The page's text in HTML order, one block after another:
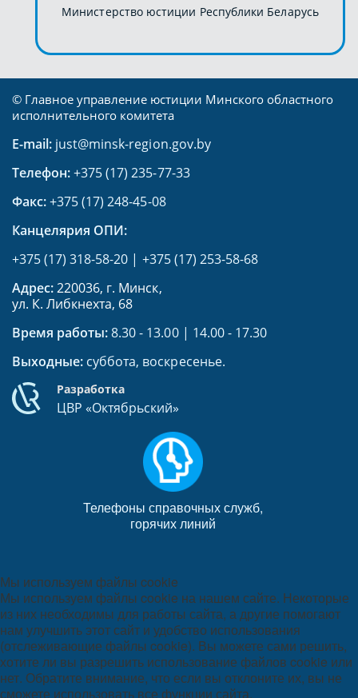
Министерство юстиции Республики Беларусь
© Главное управление юстиции Минского областного
исполнительного комитета
Адрес:220036, г. Минск,
ул. К. Либкнехта, 68
Время работы:8.30 - 13.00 | 14.00 - 17.30
Выходные: суббота, воскресенье.
Разработка
ЦВР «Октябрьский»
E-mail: just@minsk-region.gov.by
Телефон:+375 (17) 235-77-33
Факс:+375 (17) 248-45-08
Канцелярия ОПИ:
+375 (17) 318-58-20 | +375 (17) 253-58-68
Телефоны справочных служб,
горячих линий
Мы используем файлы cookie
Мы используем файлы cookie на нашем сайте. Некоторые
из них необходимы для работы сайта, а другие помогают
нам улучшить этот сайт и удобство использования
(отслеживающие файлы cookie). Вы можете сами решить,
хотите ли вы разрешить использование файлов cookie или
нет. Обратите внимание, что если вы отклоните их, вы не
сможете использовать все функции сайта.